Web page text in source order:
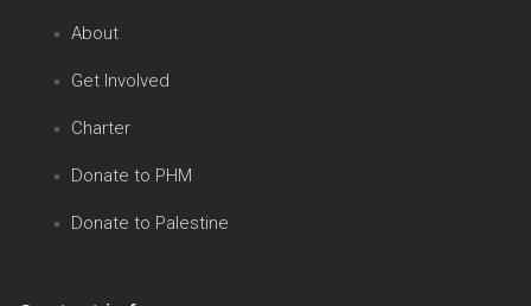
About
Get Involved
Charter
Donate to PHM
Donate to Palestine